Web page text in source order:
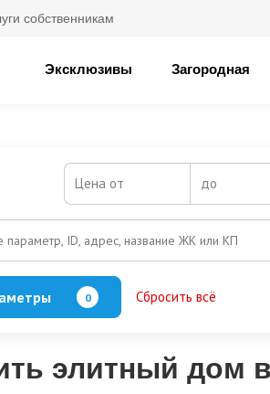
собственникам
Эксклюзивы Загородная
Цена от до
параметр, ID, адрес, название ЖК или КП
0 Сбросить всё
элитный дом